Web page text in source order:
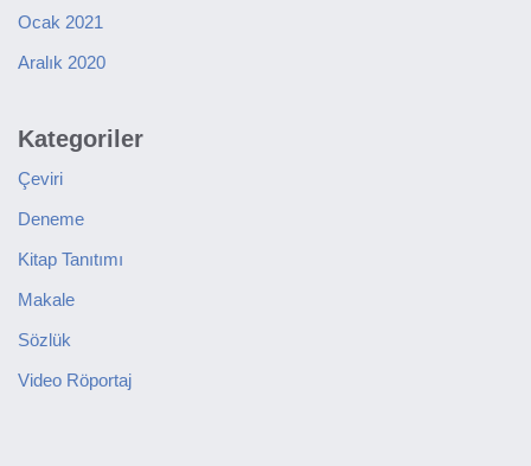
Ocak 2021
Aralık 2020
Kategoriler
Çeviri
Deneme
Kitap Tanıtımı
Makale
Sözlük
Video Röportaj